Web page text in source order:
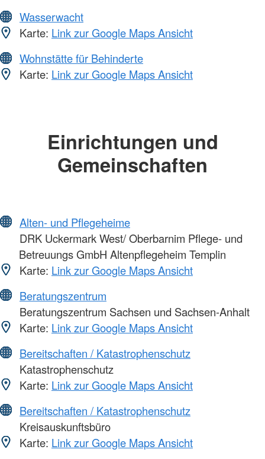
Wasserwacht
Karte: Link zur Google Maps Ansicht
Wohnstätte für Behinderte
Karte: Link zur Google Maps Ansicht
Einrichtungen und
Gemeinschaften
Alten- und Pflegeheime
DRK Uckermark West/ Oberbarnim Pflege- und
Betreuungs GmbH Altenpflegeheim Templin
Karte: Link zur Google Maps Ansicht
Beratungszentrum
Beratungszentrum Sachsen und Sachsen-Anhalt
Karte: Link zur Google Maps Ansicht
Bereitschaften / Katastrophenschutz
Katastrophenschutz
Karte: Link zur Google Maps Ansicht
Bereitschaften / Katastrophenschutz
Kreisauskunftsbüro
Karte: Link zur Google Maps Ansicht